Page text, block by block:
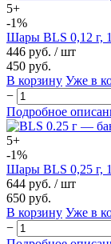
5+
-1%
Шары BLS 0,12 г,
446 руб. / шт
450 руб.
В корзину Уже в
−
Подробное
5+
-1%
Шары BLS 0,25 г,
644 руб. / шт
650 руб.
В корзину Уже в
−